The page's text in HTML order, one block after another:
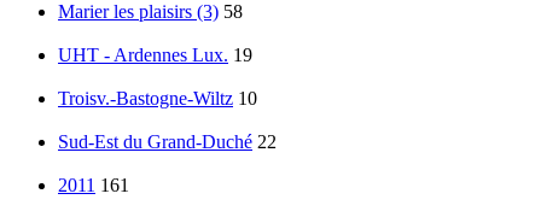
Marier les plaisirs (3) 58
UHT - Ardennes Lux. 19
Troisv.-Bastogne-Wiltz 10
Sud-Est du Grand-Duché 22
2011 161